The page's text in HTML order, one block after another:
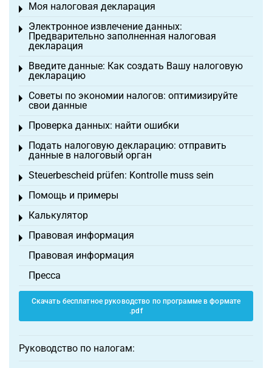
Моя налоговая декларация
Toggle menu
Электронное извлечение данных:
Предварительно заполненная налоговая
декларация
Toggle menu
Введите данные: Как создать Вашу налоговую
декларацию
Toggle menu
Советы по экономии налогов: оптимизируйте
свои данные
Toggle menu
Проверка данных: найти ошибки
Toggle menu
Подать налоговую декларацию: отправить
данные в налоговый орган
Toggle menu
Steuerbescheid prüfen: Kontrolle muss sein
Toggle menu
Помощь и примеры
Toggle menu
Калькулятор
Toggle menu
Правовая информация
Toggle menu
Правовая информация
Пресса
Скачать бесплатное руководство по программе в формате
.pdf
Руководство по налогам: